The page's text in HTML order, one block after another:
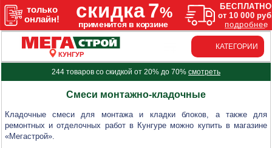
КУНГУР
КАТЕГОРИИ
244 товаров со скидкой от 20% до 70% смотреть
Смеси монтажно-кладочные
Кладочные смеси для монтажа и кладки блоков, а также для
ремонтных и отделочных работ в Кунгуре можно купить в магазине
«Мегастрой».